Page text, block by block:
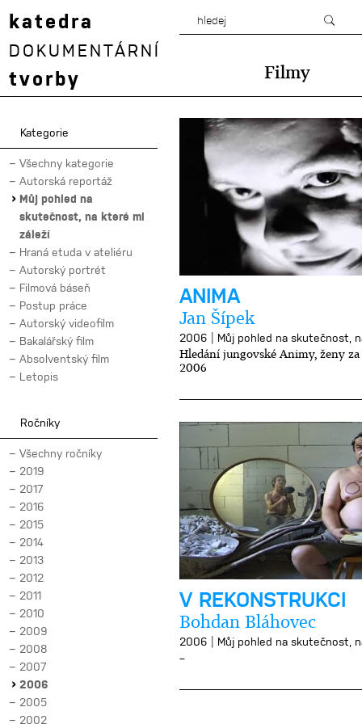
katedra
DOKUMENTÁRNÍ
tvorby Filmy
Kategorie
Všechny kategorie
Autorská reportáž
Můj pohled na
skutečnost, na které mi
záleží
Hraná etuda v ateliéru
Autorský portrét
Filmová báseň
Postup práce
Autorský videofilm
Bakalářský film
Absolventský film
Letopis
Ročníky
Všechny ročníky
2019
2017
2016
2015
2014
2013
2012
2011
2010
2009
2008
2007
2006
2005
2002
ANIMA
Jan Šípek
2006 | Můj pohled na skutečnost,
Hledání jungovské Animy, ženy
2006
V REKONSTRUKCI
Bohdan Bláhovec
2006 | Můj pohled na skutečnost,
–